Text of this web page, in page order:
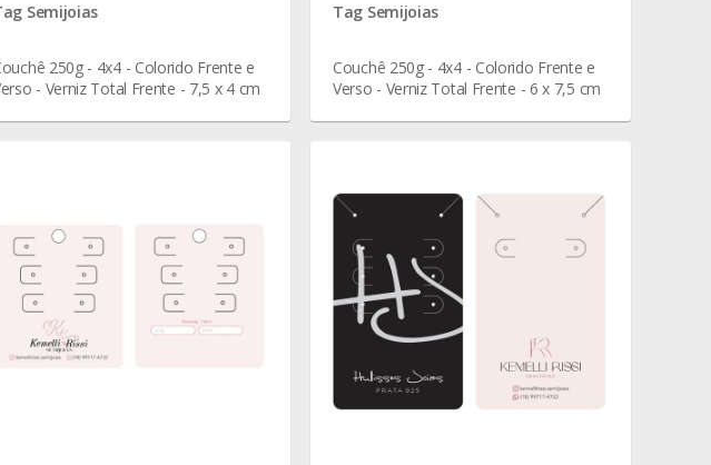
Semijoias
250g - 4x4 - Colorido Frente e
- Verniz Total Frente - 7,5 x 4 cm
Tag Semijoias
Couchê 250g - 4x4 - Colorido Frente e
Verso - Verniz Total Frente - 6 x 7,5 cm